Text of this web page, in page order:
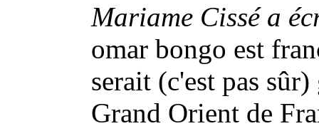
Mariame Cissé a
omar bongo est
serait (c'est pas
Grand Orient de